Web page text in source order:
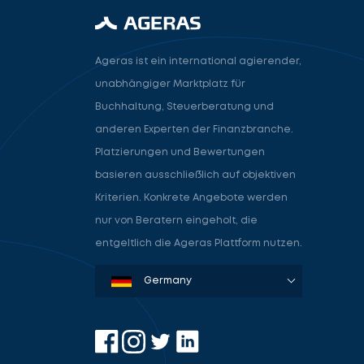
Ageras ist ein international agierender,
unabhängiger Marktplatz für
Buchhaltung, Steuerberatung und
anderen Experten der Finanzbranche.
Platzierungen und Bewertungen
basieren ausschließlich auf objektiven
Kriterien. Konkrete Angebote werden
nur von Beratern eingeholt, die
entgeltlich die Ageras Plattform nutzen.
Denmark
Sweden
Norway
Netherlands
Germany
USA